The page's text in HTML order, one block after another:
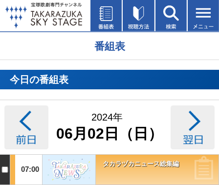
番組表
今日の番組表
2024年
06月02日（日）
07:00
タカラヅカニュース総集編